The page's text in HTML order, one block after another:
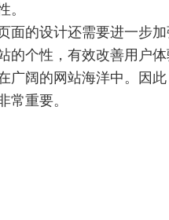
。
的设计还需要进一步
个性，有效改善用户体
阔的网站海洋中。因
重要。